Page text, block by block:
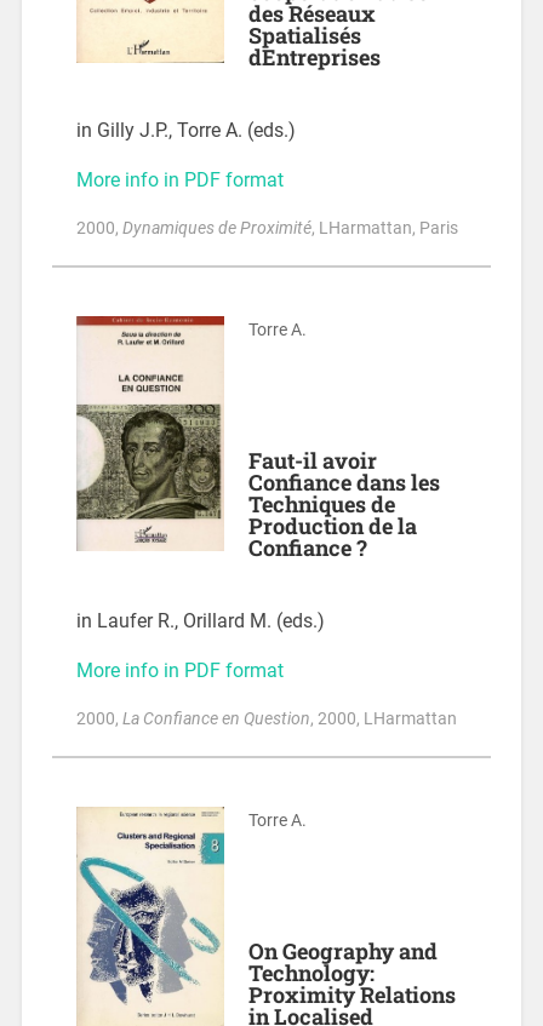
des Réseaux
Spatialisés
dEntreprises
in Gilly J.P., Torre A. (eds.)
More info in PDF format
2000, Dynamiques de Proximité, LHarmattan, Paris
Torre A.
Faut-il avoir
Confiance dans les
Techniques de
Production de la
Confiance ?
in Laufer R., Orillard M. (eds.)
More info in PDF format
2000, La Confiance en Question, 2000, LHarmattan
Torre A.
On Geography and
Technology:
Proximity Relations
in Localised